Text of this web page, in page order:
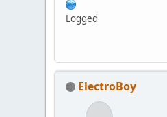
Logged
ElectroBoy